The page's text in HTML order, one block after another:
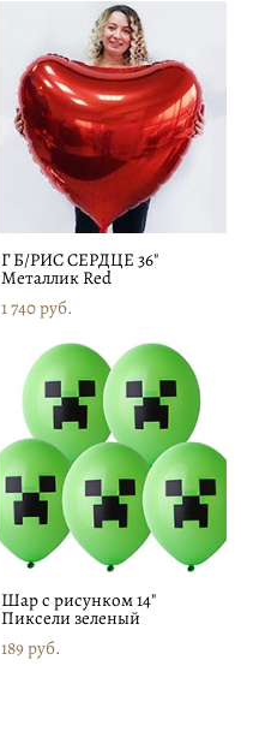
Г Б/РИС СЕРДЦЕ 36"
Металлик Red
1 740 pуб.
Шар с рисунком 14"
Пиксели зеленый
189 pуб.